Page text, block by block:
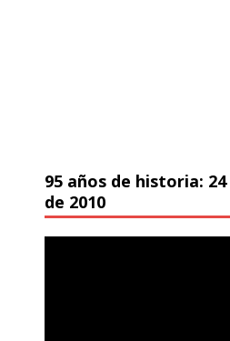
95 años de historia:
de 2010